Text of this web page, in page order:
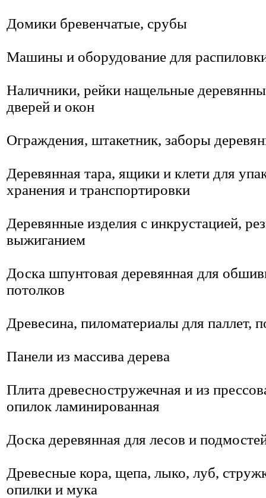
Домики бревенчатые, срубы
Машины и оборудование для
Наличники, рейки нащельные
дверей и окон
Ограждения, штакетник, заборы
Деревянная тара, ящики и клети для
хранения и транспортировки
Деревянные изделия с инкрустацией,
выжиганием
Доска шпунтовая деревянная для
потолков
Древесина, пиломатериалы для паллет,
Панели из массива дерева
Плита древесностружечная и из
опилок ламинированная
Доска деревянная для лесов и
Древесные кора, щепа, лыко, луб,
опилки и мука